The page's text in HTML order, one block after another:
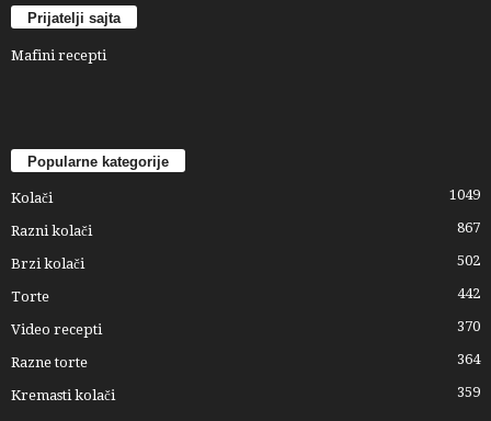
Prijatelji sajta
Mafini recepti
Popularne kategorije
Kolači 1049
Razni kolači 867
Brzi kolači 502
Torte 442
Video recepti 370
Razne torte 364
Kremasti kolači 359